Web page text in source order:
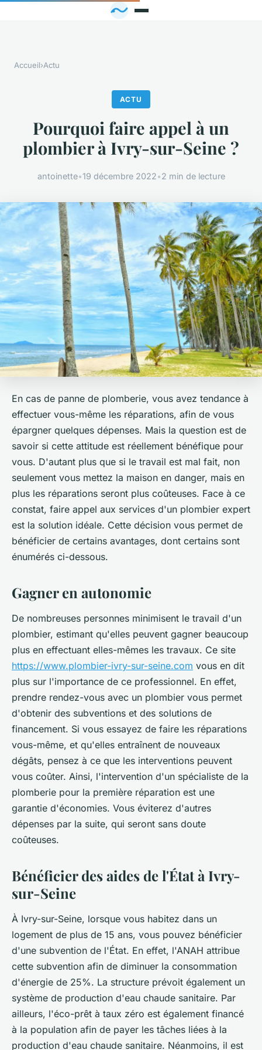
Accueil›Actu
ACTU
Pourquoi faire appel à un
plombier à Ivry-sur-Seine ?
antoinette•19 décembre 2022•2 min de lecture
En cas de panne de plomberie, vous avez tendance à
effectuer vous-même les réparations, afin de vous
épargner quelques dépenses. Mais la question est de
savoir si cette attitude est réellement bénéfique pour
vous. D'autant plus que si le travail est mal fait, non
seulement vous mettez la maison en danger, mais en
plus les réparations seront plus coûteuses. Face à ce
constat, faire appel aux services d'un plombier expert
est la solution idéale. Cette décision vous permet de
bénéficier de certains avantages, dont certains sont
énumérés ci-dessous.
Gagner en autonomie
De nombreuses personnes minimisent le travail d'un
plombier, estimant qu'elles peuvent gagner beaucoup
plus en effectuant elles-mêmes les travaux. Ce site
https://www.plombier-ivry-sur-seine.com vous en dit
plus sur l'importance de ce professionnel. En effet,
prendre rendez-vous avec un plombier vous permet
d'obtenir des subventions et des solutions de
financement. Si vous essayez de faire les réparations
vous-même, et qu'elles entraînent de nouveaux
dégâts, pensez à ce que les interventions peuvent
vous coûter. Ainsi, l'intervention d'un spécialiste de la
plomberie pour la première réparation est une
garantie d'économies. Vous éviterez d'autres
dépenses par la suite, qui seront sans doute
coûteuses.
Bénéficier des aides de l'État à Ivry-
sur-Seine
À Ivry-sur-Seine, lorsque vous habitez dans un
logement de plus de 15 ans, vous pouvez bénéficier
d'une subvention de l'État. En effet, l'ANAH attribue
cette subvention afin de diminuer la consommation
d'énergie de 25%. La structure prévoit également un
système de production d'eau chaude sanitaire. Par
ailleurs, l'éco-prêt à taux zéro est également financé
à la population afin de payer les tâches liées à la
production d'eau chaude sanitaire. Néanmoins, il est